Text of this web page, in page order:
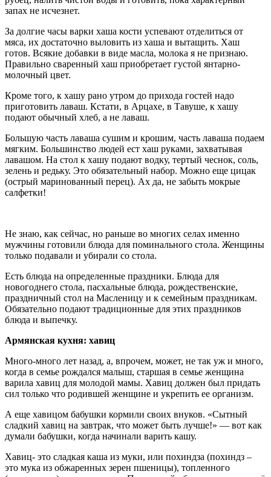
запах не исчезнет.
За долгие часы варки хаша кости успевают отделиться от
мяса, их достаточно выловить из хаша и вытащить. Хаш
готов. Всякие добавки в виде масла, молока я не признаю.
Правильно сваренный хаш приобретает густой янтарно-
молочный цвет.
Кроме того, к хашу рано утром до прихода гостей надо
приготовить лаваш. Кстати, в Арцахе, в Тавуше, к хашу
подают обычный хлеб, а не лаваш.
Большую часть лаваша сушим и крошим, часть лаваша подаем
мягким. Большинство людей ест хаш руками, захватывая
лавашом. На стол к хашу подают водку, тертый чеснок, соль,
зелень и редьку. Это обязательный набор. Можно еще цицак
(острый маринованный перец). Ах да, не забыть мокрые
салфетки!
Не знаю, как сейчас, но раньше во многих селах именно
мужчины готовили блюда для поминального стола. Женщины
только подавали и убирали со стола.
Есть блюда на определенные праздники. Блюда для
новогоднего стола, пасхальные блюда, рождественские,
праздничный стол на Масленицу и к семейным праздникам.
Обязательно подают традиционные для этих праздников
блюда и выпечку.
Армянская кухня: хавиц
Много-много лет назад, а, впрочем, может, не так уж и много,
когда в семье рождался малыш, старшая в семье женщина
варила хавиц для молодой мамы. Хавиц должен был придать
сил только что родившей женщине и укрепить ее организм.
А еще хавицом бабушки кормили своих внуков. «Сытный
сладкий хавиц на завтрак, что может быть лучше!» — вот как
думали бабушки, когда начинали варить кашу.
Хавиц- это сладкая каша из муки, или похиндза (похиндз –
это мука из обжаренных зерен пшеницы), топленного